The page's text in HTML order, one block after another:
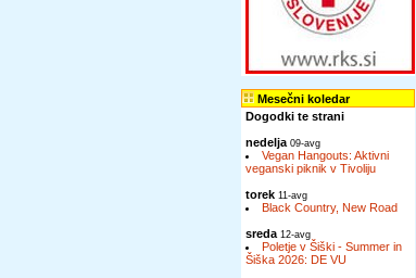
Mesečni koledar
Dogodki te strani
nedelja 09-avg
Vegan Hangouts: Aktivni
veganski piknik v Tivoliju
torek 11-avg
Black Country, New Road
sreda 12-avg
Poletje v Šiški - Summer in
Šiška 2026: DE VU